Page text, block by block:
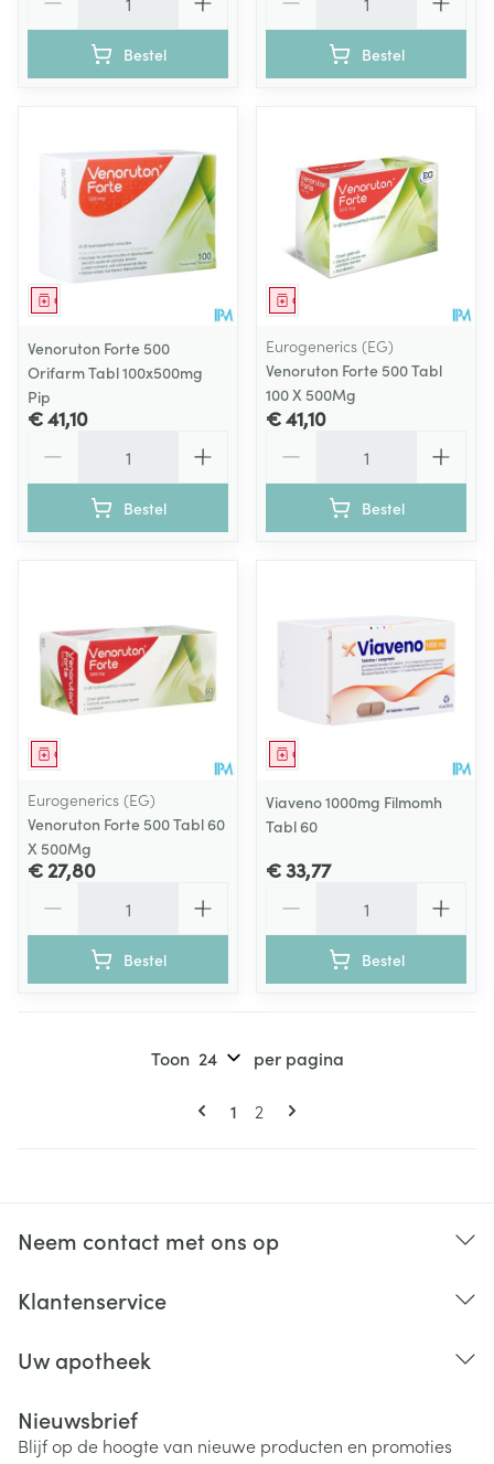
Bestel Bestel
Geneesmiddel
Venoruton Forte 500
Orifarm Tabl 100x500mg
Pip
€ 41,10
Bestel
Geneesmiddel
Eurogenerics (EG)
Venoruton Forte 500 Tabl
100 X 500Mg
€ 41,10
Bestel
Geneesmiddel
Eurogenerics (EG)
Venoruton Forte 500 Tabl 60
X 500Mg
€ 27,80
Bestel
Geneesmiddel
Viaveno 1000mg Filmomh
Tabl 60
€ 33,77
Bestel
Pagina's
U lees momenteel pagina
1 Pagina
2
Toon per pagina
Neem contact met ons op
Klantenservice
Uw apotheek
Nieuwsbrief
Blijf op de hoogte van nieuwe producten en promoties